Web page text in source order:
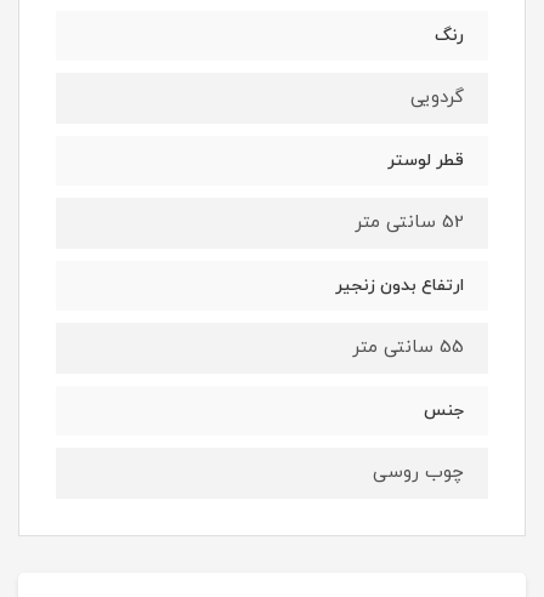
رنگ
گردویی
قطر لوستر
52 سانتی متر
ارتفاع بدون زنجیر
55 سانتی متر
جنس
چوب روسی